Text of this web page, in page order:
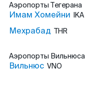
Аэропорты Тегерана
Имам Хомейни IKA
Мехрабад THR
Аэропорты Вильнюса
Вильнюс VNO